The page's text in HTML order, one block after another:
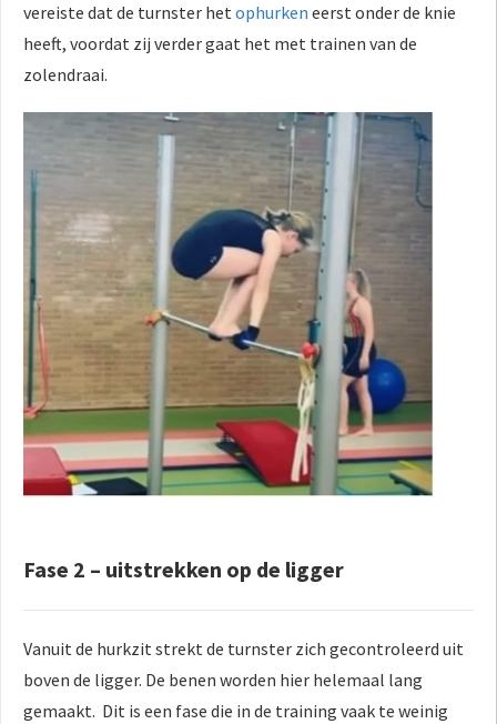
vereiste dat de turnster hetophurken eerst onder de knie
heeft, voordat zij verder gaat het met trainen van de
zolendraai.
Fase 2 – uitstrekken op de ligger
Vanuit de hurkzit strekt de turnster zich gecontroleerd uit
boven de ligger. De benen worden hier helemaal lang
gemaakt. Dit is een fase die in de training vaak te weinig